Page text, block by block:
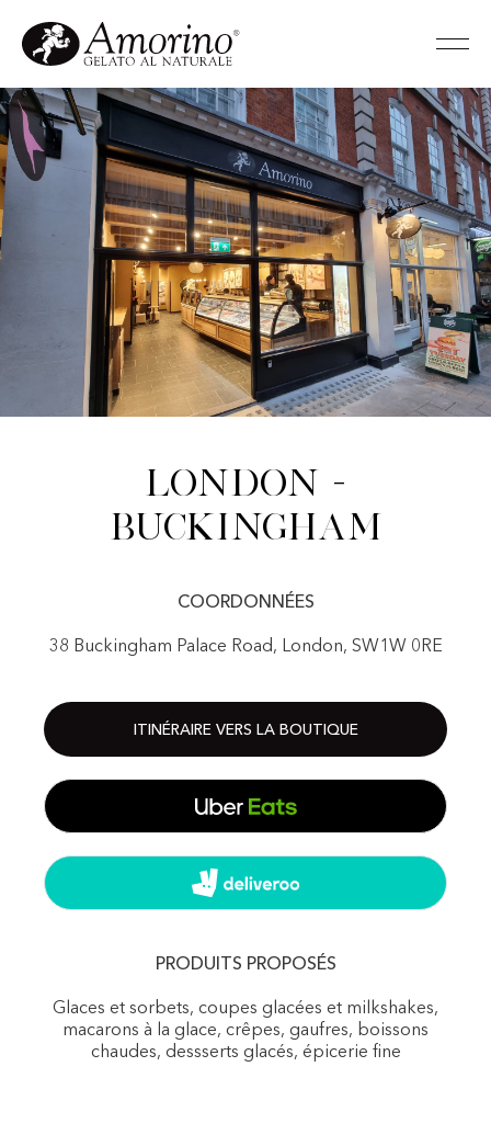
London -
Buckingham
COORDONNÉES
38 Buckingham Palace Road, London, SW1W 0RE
ITINÉRAIRE VERS LA BOUTIQUE
PRODUITS PROPOSÉS
Glaces et sorbets, coupes glacées et milkshakes,
macarons à la glace, crêpes, gaufres, boissons
chaudes, dessserts glacés, épicerie fine